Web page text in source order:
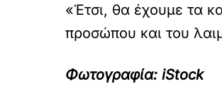
«Έτσι, θα έχουμε τα
προσώπου και του
Φωτογραφία: iStock